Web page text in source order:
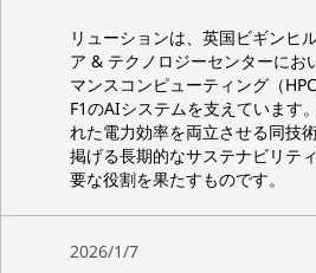
リューションは、英国ビギンヒ
ア & テクノロジーセンターにお
マンスコンピューティング（
F1のAIシステムを支えています
れた電力効率を両立させる同技
掲げる長期的なサステナビリテ
要な役割を果たすものです。
2026/1/7